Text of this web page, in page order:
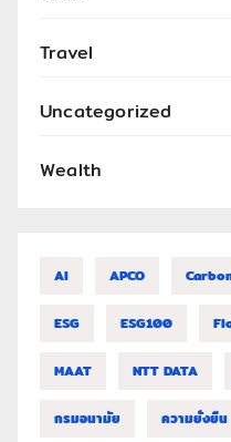
Travel
Uncategorized
Wealth
AI APCO
ESG ESG100
MAAT NTT DATA
กรมอนามัย ความยั่งยืน